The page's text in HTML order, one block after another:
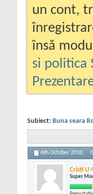
un cont,
însă
si politica
Subiect: Buna seara
6th October 2010,
Cristi U
Super